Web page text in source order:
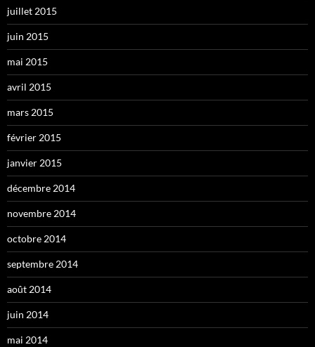
juillet 2015
juin 2015
mai 2015
avril 2015
mars 2015
février 2015
janvier 2015
décembre 2014
novembre 2014
octobre 2014
septembre 2014
août 2014
juin 2014
mai 2014